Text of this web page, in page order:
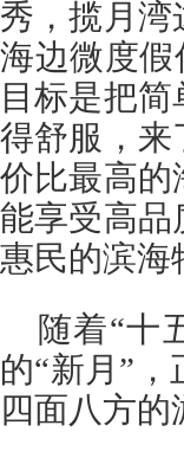
秀，揽月湾
海边微度假
目标是把
得舒服，来
价比最高的
能享受高品
惠民的滨海
随着“十
的“新月”
四面八方